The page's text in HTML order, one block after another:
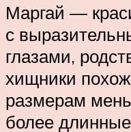
Маргай —
с
глазами,
хищники
размерам
более